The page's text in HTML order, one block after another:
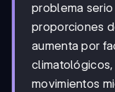
problema
proporciones
aumenta por
movimientos